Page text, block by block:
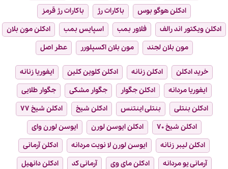
ادکلن هوگو بوس
باکارات رژ
باکارات رژ قرمز
ادکلن ویکتور اند رالف
فلاور بمب اسپایس بمب
ادکلن مون بلان
مون بلان لجند
مون بلان اکسپلورر عطر اصل
خرید ادکلن ادکلن زنانه ادکلن کلوین کلین
ایفوریا زنانه
ایفوریا مردانه
ادکلن جگوار جگوار مشکی
جگوار طلایی
ادکلن بنتلی
بنتلی اینتنس ادکلن شیخ
ادکلن شیخ ۷۷
ادکلن شیخ ۷۰
ادکلن ایوسن لورن
ایوسن لورن وای
ادکلن لیبر زنانه
ایوسن لورن لا نویت مردانه
ادکلن آرمانی
آرمانی یو مردانه
ادکلن مای وی آرمانی کد
ادکلن دانهیل